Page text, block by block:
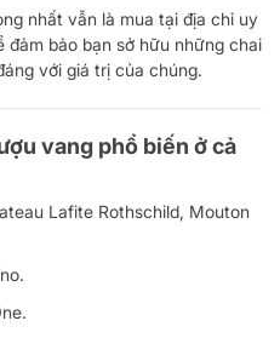
nhất vẫn là mua tại địa chỉ uy
đảm bảo bạn sở hữu những chai
với giá trị của chúng.
vang phổ biến ở cả
Lafite Rothschild, Mouton